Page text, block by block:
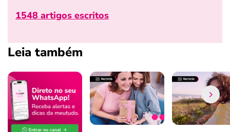
1548 artigos escritos
Leia também